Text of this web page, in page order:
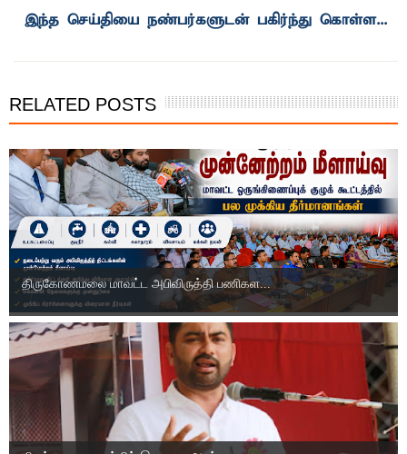
RELATED POSTS
திருகோணமலை மாவட்ட அபிவிருத்தி பணிகள...